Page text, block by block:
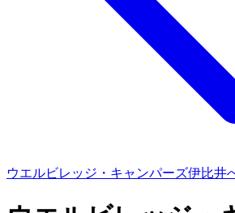
ウエルビレッジ・キャンパーズ伊比井